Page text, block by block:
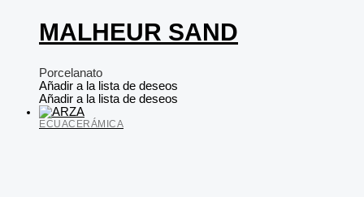
MALHEUR SAND
Porcelanato
Añadir a la lista de deseos
Añadir a la lista de deseos
ECUACERÁMICA